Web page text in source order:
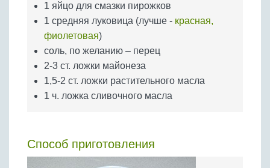
1 яйцо для смазки пирожков
1 средняя луковица (лучше - красная,
фиолетовая)
соль, по желанию – перец
2-3 ст. ложки майонеза
1,5-2 ст. ложки растительного масла
1 ч. ложка сливочного масла
Способ приготовления